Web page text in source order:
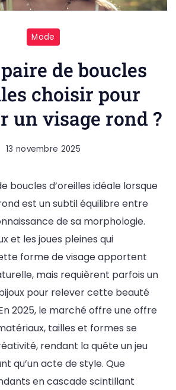
Mode
de boucles
choisir pour
un visage rond ?
13 novembre 2025
boucles d’oreilles idéale lorsque
est un subtil équilibre entre
de sa morphologie.
et les joues pleines qui
forme de visage apportent
mais requièrent parfois un
pour relever cette beauté
2025, le marché offre une offre
tailles et formes se
rendant la quête un jeu
qu’un acte de style. Que
en cascade scintillant